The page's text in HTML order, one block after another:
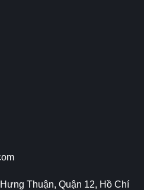
Thuận, Quận 12, Hồ Chí